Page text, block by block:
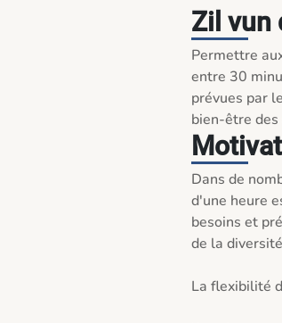
Zil vun
Permettre
entre 30
prévues par
bien-être
Dans de
d'une heure
besoins et
de la
La flexibilité